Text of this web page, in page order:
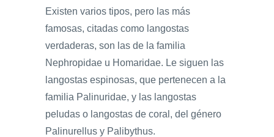
Existen varios tipos, pero las más
famosas, citadas como langostas
verdaderas, son las de la familia
Nephropidae u Homaridae. Le siguen las
langostas espinosas, que pertenecen a la
familia Palinuridae, y las langostas
peludas o langostas de coral, del género
Palinurellus y Palibythus.